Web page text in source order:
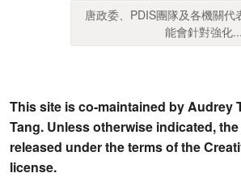
唐政委、PDIS團隊及各機關代
能會針對強化
This site is co-maintained by Audrey
Tang. Unless otherwise indicated,
released under the terms of the
license.